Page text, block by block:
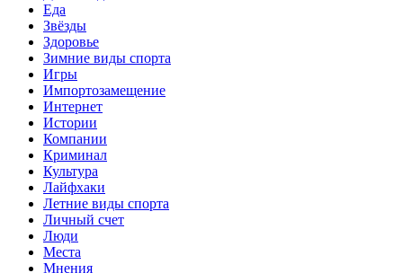
Еда
Звёзды
Здоровье
Зимние виды спорта
Игры
Импортозамещение
Интернет
Истории
Компании
Криминал
Культура
Лайфхаки
Летние виды спорта
Личный счет
Люди
Места
Мнения